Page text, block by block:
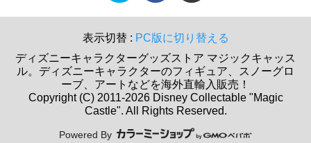
表示切替 : PC版に切り替える
ディズニーキャラクターグッズストア マジックキャッス
ル。ディズニーキャラクターのフィギュア、スノーグロ
ーブ、アートなどを海外直輸入販売！
Copyright (C) 2011-2026 Disney Collectable "Magic
Castle". All Rights Reserved.
Powered By